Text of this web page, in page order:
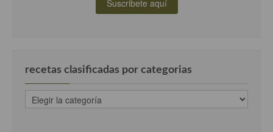
recetas clasificadas por categorias
recetas
clasificadas